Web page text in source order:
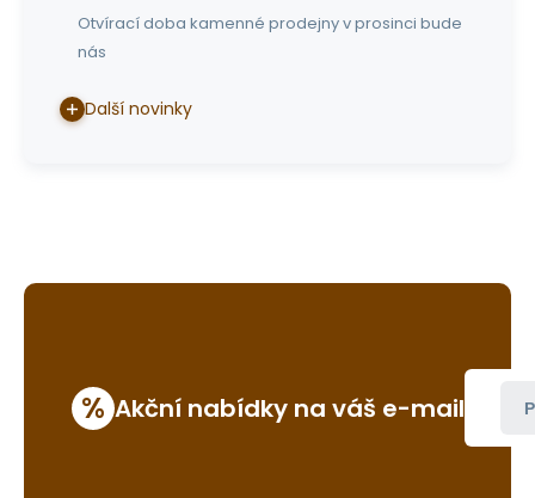
Otvírací doba kamenné prodejny v prosinci bude
nás
Další novinky
% Akční nabídky na váš e-mail